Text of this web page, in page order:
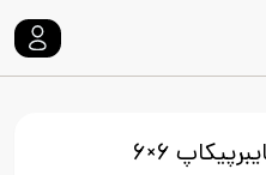
۶×۶